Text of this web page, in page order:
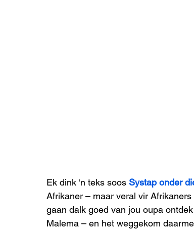
Ek dink ‘n teks soos Systap onder
Afrikaner – maar veral vir
gaan dalk goed van jou oupa
Malema – en het weggekom